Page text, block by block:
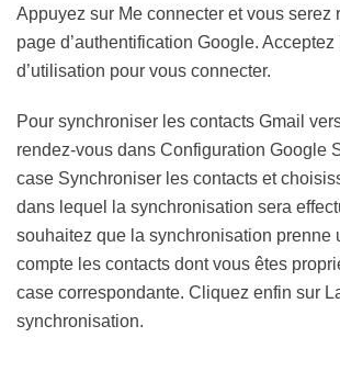
Appuyez sur Me connecter et vous serez
page d’authentification Google.
d’utilisation pour vous connecter.
Pour synchroniser les contacts Gmail
rendez-vous dans Configuration Google
case Synchroniser les contacts et
dans lequel la synchronisation sera
souhaitez que la synchronisation prenne
compte les contacts dont vous êtes
case correspondante. Cliquez enfin sur
synchronisation.